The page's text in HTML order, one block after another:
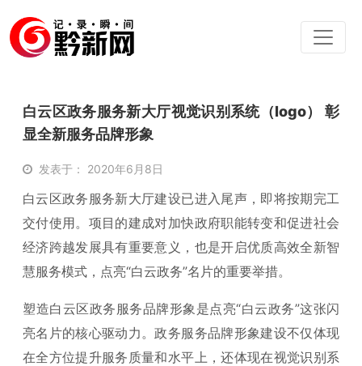
白云区政务服务新大厅视觉识别系统（logo） 彰
显全新服务品牌形象
发表于： 2020年6月8日
白云区政务服务新大厅建设已进入尾声，即将按期完工
交付使用。项目的建成对加快政府职能转变和促进社会
经济跨越发展具有重要意义，也是开启优质高效全新智
慧服务模式，点亮“白云政务”名片的重要举措。
塑造白云区政务服务品牌形象是点亮“白云政务”这张闪
亮名片的核心驱动力。政务服务品牌形象建设不仅体现
在全方位提升服务质量和水平上，还体现在视觉识别系